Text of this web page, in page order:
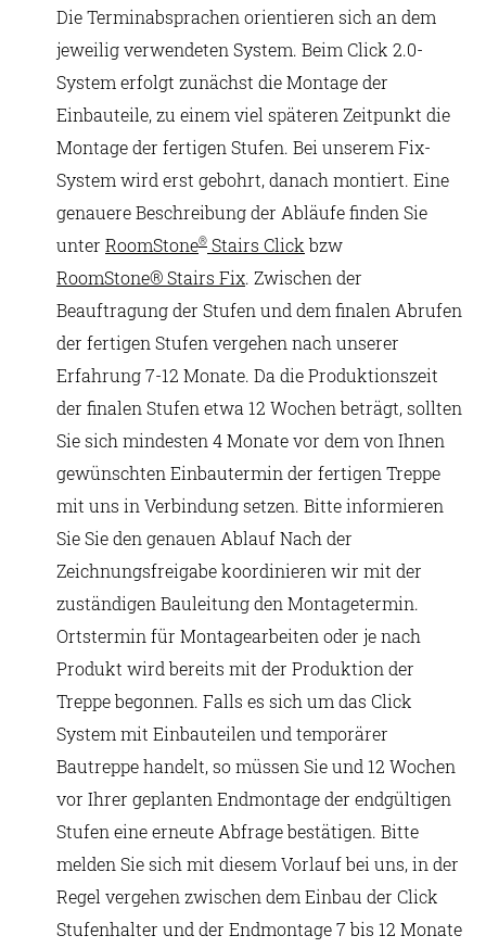
Die Terminabsprachen orientieren sich an dem
jeweilig verwendeten System. Beim Click 2.0-
System erfolgt zunächst die Montage der
Einbauteile, zu einem viel späteren Zeitpunkt die
Montage der fertigen Stufen. Bei unserem Fix-
System wird erst gebohrt, danach montiert. Eine
genauere Beschreibung der Abläufe finden Sie
unter RoomStone® Stairs Click bzw
RoomStone® Stairs Fix. Zwischen der
Beauftragung der Stufen und dem finalen Abrufen
der fertigen Stufen vergehen nach unserer
Erfahrung 7-12 Monate. Da die Produktionszeit
der finalen Stufen etwa 12 Wochen beträgt, sollten
Sie sich mindesten 4 Monate vor dem von Ihnen
gewünschten Einbautermin der fertigen Treppe
mit uns in Verbindung setzen. Bitte informieren
Sie Sie den genauen Ablauf Nach der
Zeichnungsfreigabe koordinieren wir mit der
zuständigen Bauleitung den Montagetermin.
Ortstermin für Montagearbeiten oder je nach
Produkt wird bereits mit der Produktion der
Treppe begonnen. Falls es sich um das Click
System mit Einbauteilen und temporärer
Bautreppe handelt, so müssen Sie und 12 Wochen
vor Ihrer geplanten Endmontage der endgültigen
Stufen eine erneute Abfrage bestätigen. Bitte
melden Sie sich mit diesem Vorlauf bei uns, in der
Regel vergehen zwischen dem Einbau der Click
Stufenhalter und der Endmontage 7 bis 12 Monate